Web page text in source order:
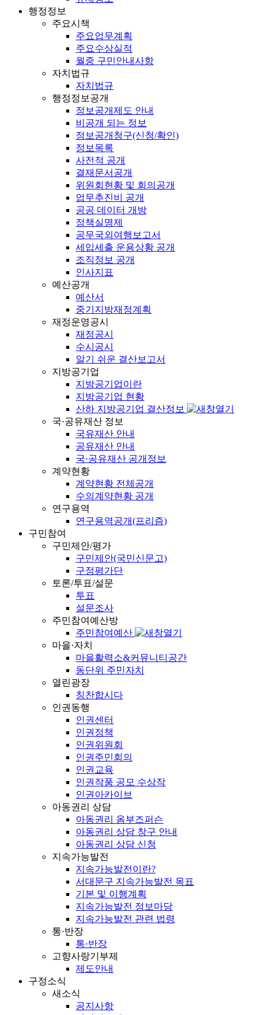
행정정보
주요시책
주요업무계획
주요수상실적
월중 구민안내사항
자치법규
자치법규
행정정보공개
정보공개제도 안내
비공개 되는 정보
정보공개청구(신청/확인)
정보목록
사전적 공개
결재문서공개
위원회현황 및 회의공개
업무추진비 공개
공공 데이터 개방
정책실명제
공무국외여행보고서
세입세출 운용상황 공개
조직정보 공개
인사지표
예산공개
예산서
중기지방재정계획
재정운영공시
재정공시
수시공시
알기 쉬운 결산보고서
지방공기업
지방공기업이란
지방공기업 현황
산하 지방공기업 결산정보
국·공유재산 정보
국유재산 안내
공유재산 안내
국·공유재산 공개정보
계약현황
계약현황 전체공개
수의계약현황 공개
연구용역
연구용역공개(프리즘)
구민참여
구민제안/평가
구민제안(국민신문고)
구정평가단
토론/투표/설문
투표
설문조사
주민참여예산방
주민참여예산
마을·자치
마을활력소&커뮤니티공간
동단위 주민자치
열린광장
칭찬합시다
인권동행
인권센터
인권정책
인권위원회
인권주민회의
인권교육
인권작품 공모 수상작
인권아카이브
아동권리 상담
아동권리 옴부즈퍼슨
아동권리 상담 창구 안내
아동권리 상담 신청
지속가능발전
지속가능발전이란?
서대문구 지속가능발전 목표
기본 및 이행계획
지속가능발전 정보마당
지속가능발전 관련 법령
통·반장
통·반장
고향사랑기부제
제도안내
구정소식
새소식
공지사항